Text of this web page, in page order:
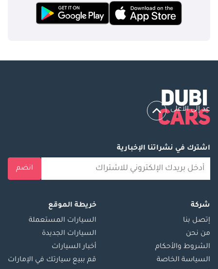
عد إلى الأعلى
اشترك في نشراتنا الإخبارية
انضم
شركة
إتصل بنا
من نحن
الشروط والأحكام
السياسة الخاصة
خريطة الموقع
السيارات المستعملة
السيارات الجديدة
أخبار السيارات
قم ببيع سيارتك في الإمارات